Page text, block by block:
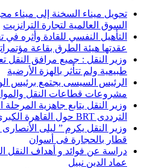
تحويل ميناء السخنة إلى
السوق العالمية لتجارة الترانزيت
التأهيل النفسي للقادة وأثره في
عقدتها هيئة الطرق بقاعة
وزير النقل : جميع مرافق النقل
طبيعية ولم تتأثر بالهزة الأرضية
الرئيس السيسى يجتمع برئيس
مشروعات قطاعات النقل
وزير النقل يتابع جاهزية
الترددى BRT حول القاهرة الكبرى
وزير النقل يكرم ” ليلى
قطار بالحجارة فى أسوان
عماد الدين نبيل